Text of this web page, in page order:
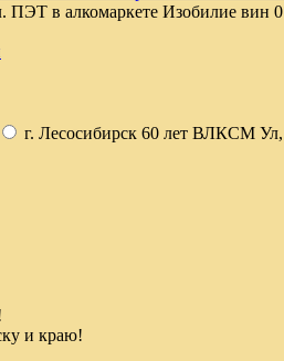
ПЭТ в алкомаркете Изобилие вин
г. Лесосибирск 60 лет ВЛКСМ
и краю!